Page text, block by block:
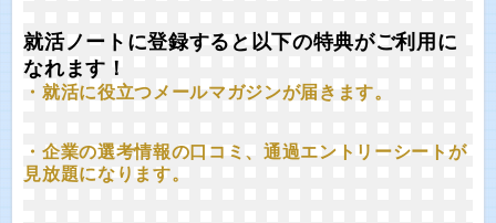
就活ノートに登録すると以下の特典がご利用に
なれます！
・就活に役立つメールマガジンが届きます。
・企業の選考情報の口コミ、通過エントリーシートが
見放題になります。